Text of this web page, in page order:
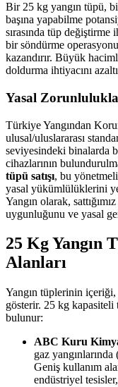
Bir 25 kg yangın tüpü,
başına yapabilme
sırasında tüp değiştirme
bir söndürme
kazandırır. Büyük
doldurma ihtiyacını
Yasal
Türkiye Yangından
ulusal/uluslararası
seviyesindeki binalarda
cihazlarının
tüpü satışı, bu
yasal yükümlülüklerini
Yangın olarak,
uygunluğunu ve yasal
25 Kg Yangın
Alanları
Yangın tüplerinin içeriği,
gösterir. 25 kg kapasiteli
bulunur:
ABC Kuru
gaz
Geniş kullanım
endüstriyel